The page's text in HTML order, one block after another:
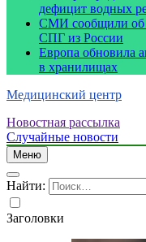
дефицит водных
СМИ сообщили об
СПГ из России
Европа обновила
в хранилищах
Медицинский центр
Новостная рассылка
Случайные новости
Меню
Найти:
Заголовки